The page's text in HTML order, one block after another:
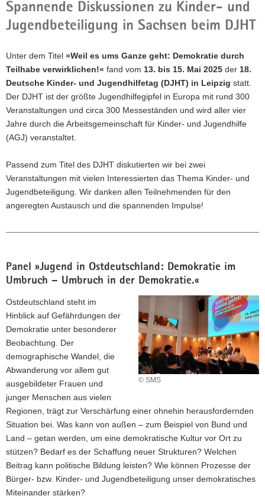
a
v
g
a
t
i
o
n
Spannende Diskussionen zu Kinder- und
Jugendbeteiligung in Sachsen beim DJHT
Unter dem Titel »Weil es ums Ganze geht: Demokratie durch
Teilhabe verwirklichen!« fand vom 13. bis 15. Mai 2025 der 18.
Deutsche Kinder- und Jugendhilfetag (DJHT) in Leipzig statt.
Der DJHT ist der größte Jugendhilfegipfel in Europa mit rund 300
Veranstaltungen und circa 300 Messeständen und wird aller vier
Jahre durch die Arbeitsgemeinschaft für Kinder- und Jugendhilfe
(AGJ) veranstaltet.
Passend zum Titel des DJHT diskutierten wir bei zwei
Veranstaltungen mit vielen Interessierten das Thema Kinder- und
Jugendbeteiligung. Wir danken allen Teilnehmenden für den
angeregten Austausch und die spannenden Impulse!
Panel »Jugend in Ostdeutschland: Demokratie im
Umbruch – Umbruch in der Demokratie.«
© SMS
Ostdeutschland steht im
Hinblick auf Gefährdungen der
Demokratie unter besonderer
Beobachtung. Der
demographische Wandel, die
Abwanderung vor allem gut
ausgebildeter Frauen und
junger Menschen aus vielen
Regionen, trägt zur Verschärfung einer ohnehin herausfordernden
Situation bei. Was kann von außen – zum Beispiel von Bund und
Land – getan werden, um eine demokratische Kultur vor Ort zu
stützen? Bedarf es der Schaffung neuer Strukturen? Welchen
Beitrag kann politische Bildung leisten? Wie können Prozesse der
Bürger- bzw. Kinder- und Jugendbeteiligung unser demokratisches
Miteinander stärken?